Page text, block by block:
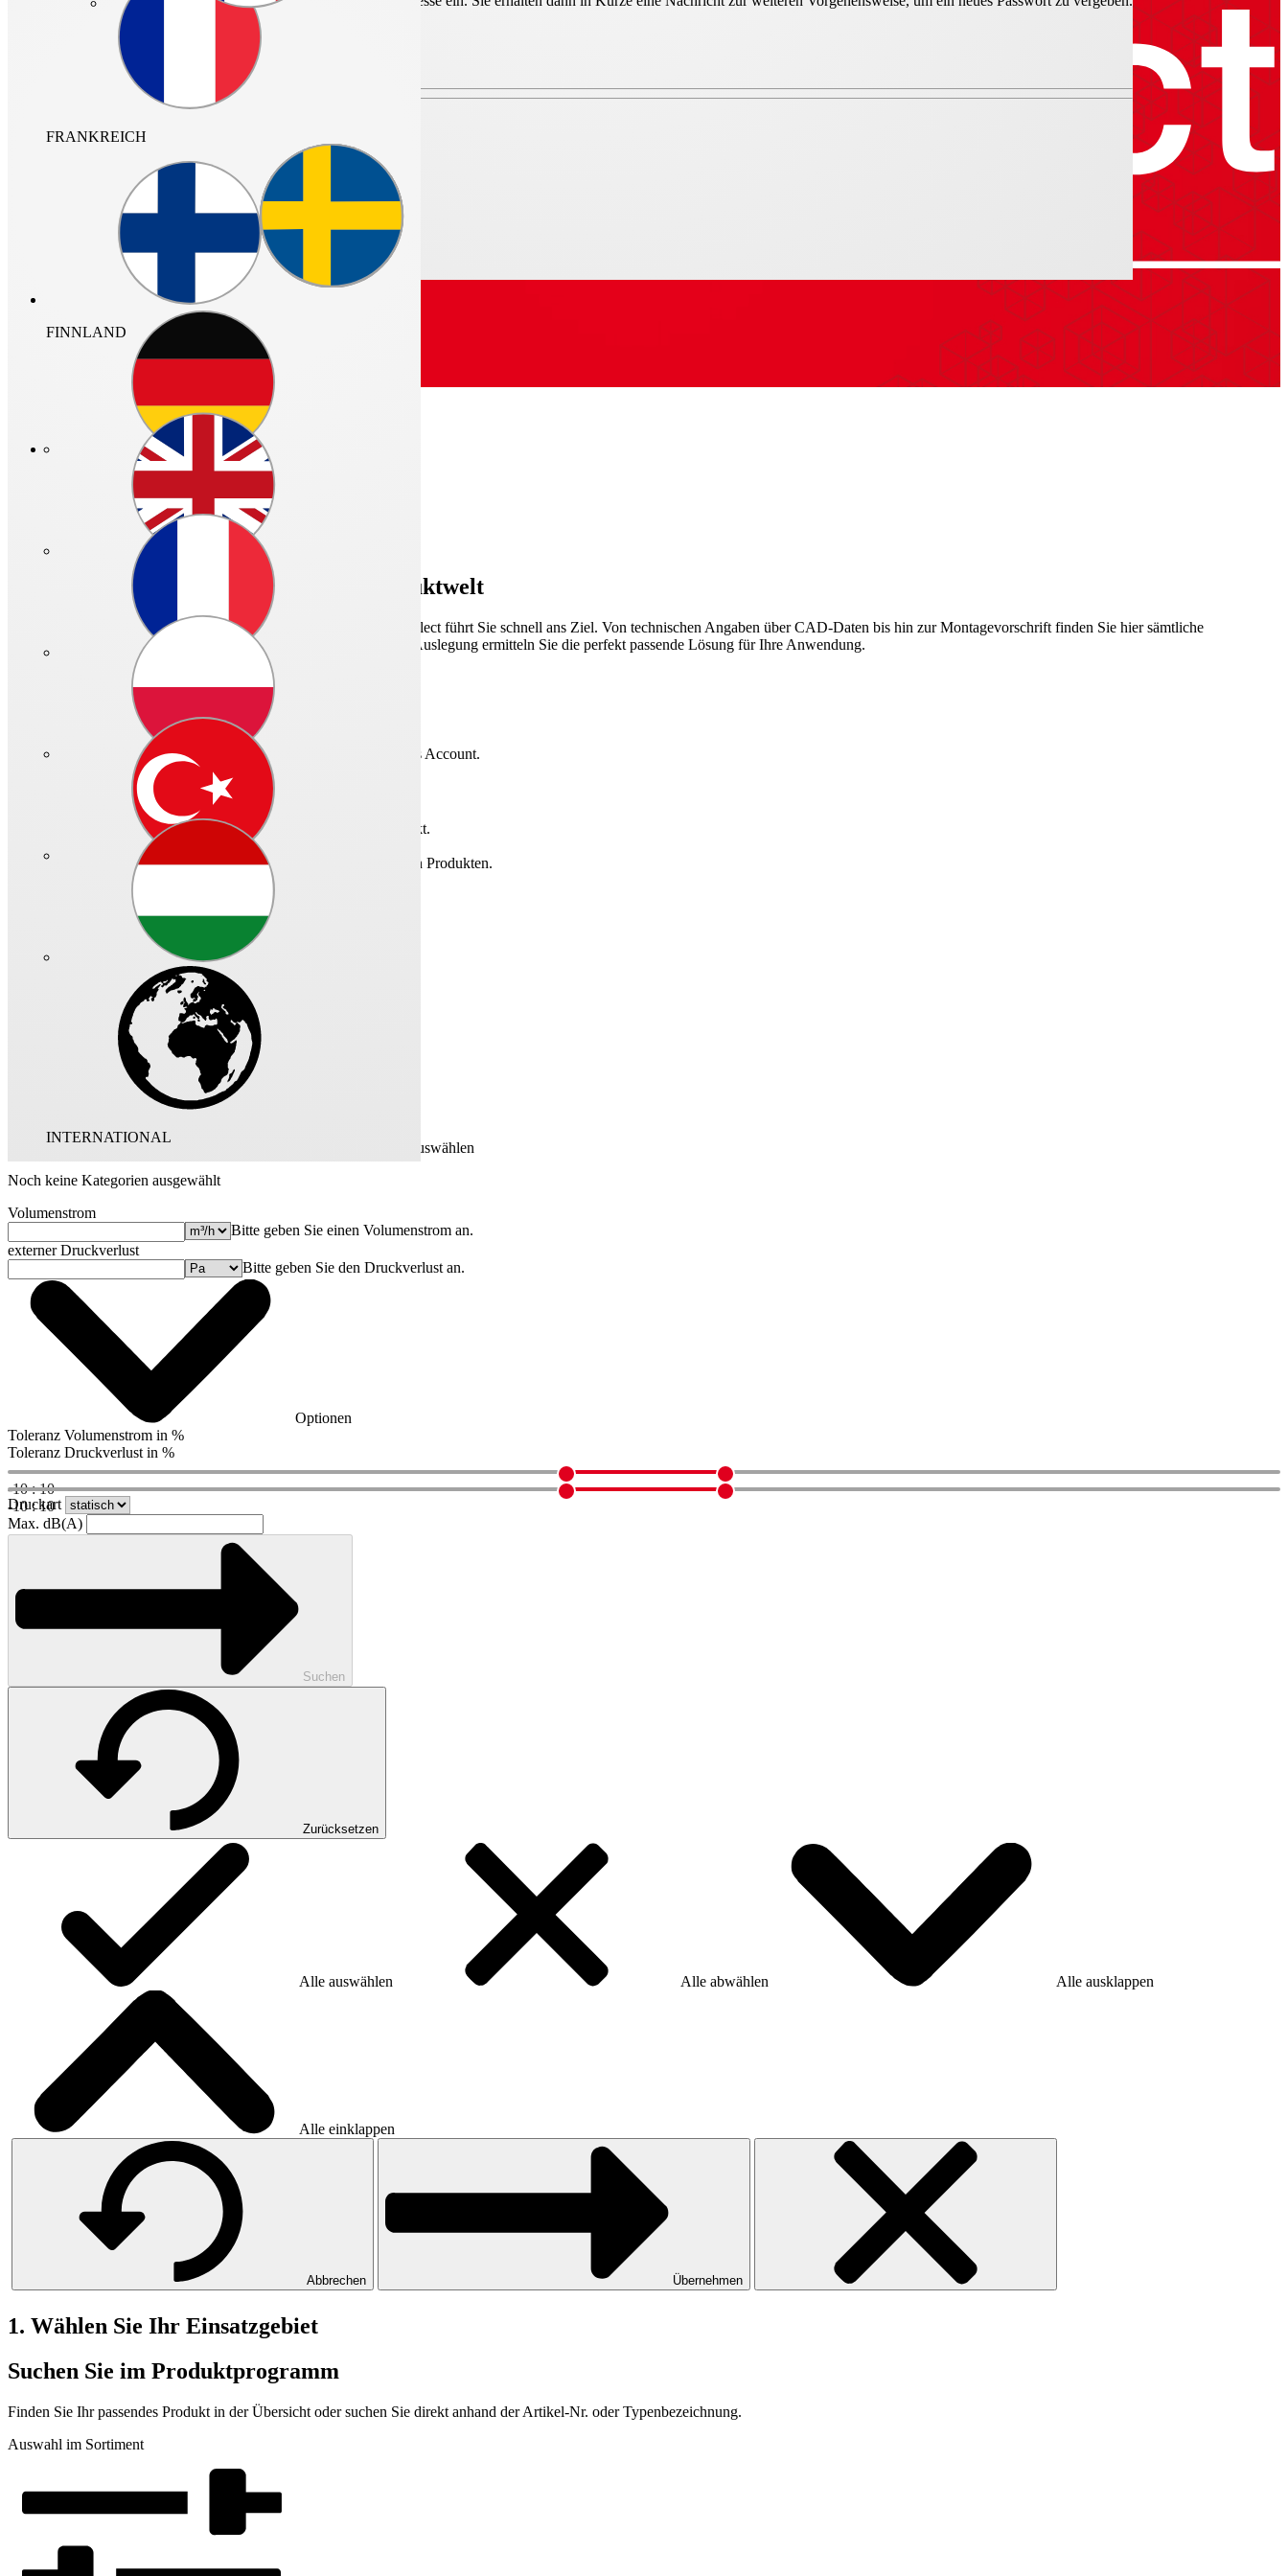
Komfortable Projektverwaltung
Sichere Speicherung Ihrer Projekte
Smarte Team-Funktionen
registrieren!
FRANKREICH
FINNLAND
INTERNATIONAL
Der interaktive Produkt-Finder
Alle Informationen zur Helios-Produktwelt.
Schnell und innovativ!
Das ist Helios Select
Ihr smarter Assistent für die Helios Produktwelt
Ganz gleich welche Produktinformationen Sie benötigen – HeliosSelect führt Sie schnell ans Ziel. Von technischen Angaben über CAD-Daten bis hin zur Montagevorschrift finden Sie hier sämtliche
produktrelevante Daten auf einen Blick. Und über die komfortable Auslegung ermitteln Sie die perfekt passende Lösung für Ihre Anwendung.
Schnell und einfach zum gewünschten Produkt für Ihr Projekt
Zielgenaue Auslegung mit wenigen Eingaben.
Automatische Vorschläge für passgenaues Zubehör.
Speichern und verwalten Sie Ihre Projekte im neuen Helios Account.
Alle Infos auf einen Blick – und noch viel mehr
Technische Daten und Downloads zu jedem Helios Produkt.
Mit dynamischen Kennlinien zum idealen Betriebspunkt.
Praktische Archivsuche für Unterlagen zu bereits verbauten Produkten.
Anwendungen
Produktprogramm
Ihre Auslegung
Produktkategorien auswählen
Noch keine Kategorien ausgewählt
Volumenstrom
Bitte geben Sie einen Volumenstrom an.
externer Druckverlust
Bitte geben Sie den Druckverlust an.
Optionen
Toleranz Volumenstrom in %
Toleranz Druckverlust in %
-10 : 10
-10 : 10
Druckart
Max. dB(A)
Suchen
Zurücksetzen
Alle auswählen Alle abwählen Alle ausklappen
Alle einklappen
Abbrechen Übernehmen
1. Wählen Sie Ihr Einsatzgebiet
Suchen Sie im Produktprogramm
Finden Sie Ihr passendes Produkt in der Übersicht oder suchen Sie direkt anhand der Artikel-Nr. oder Typenbezeichnung.
Auswahl im Sortiment